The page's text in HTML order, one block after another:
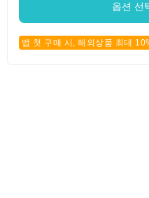
옵션 선
앱 첫 구매 시, 해외상품 최대